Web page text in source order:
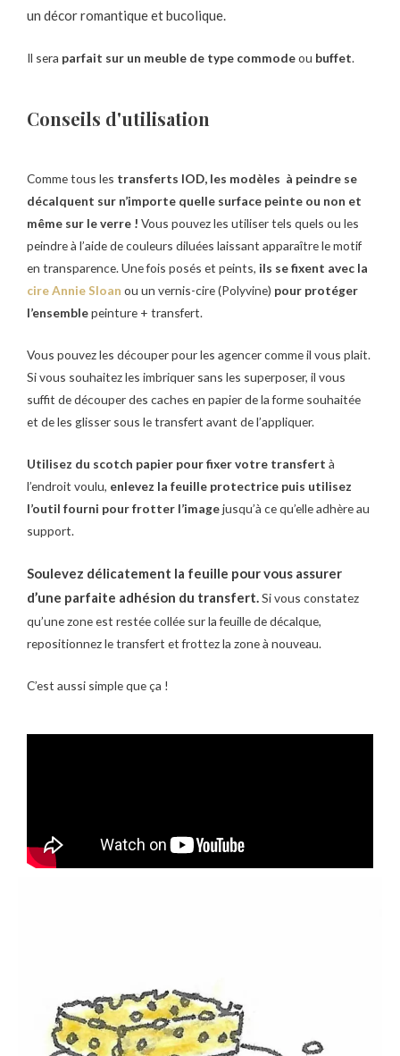
un décor romantique et bucolique.
Il sera parfait sur un meuble de type commodeou buffet.
Conseils d'utilisation
Comme tous les transferts IOD, les modèles à peindre se
décalquent sur n’importe quelle surface peinte ou non et
même sur le verre ! Vous pouvez les utiliser tels quels ou les
peindre à l’aide de couleurs diluées laissant apparaître le motif
en transparence. Une fois posés et peints, ils se fixent avec la
cire Annie Sloan ou un vernis-cire (Polyvine) pour protéger
l’ensemblepeinture + transfert.
Vous pouvez les découper pour les agencer comme il vous plait.
Si vous souhaitez les imbriquer sans les superposer, il vous
suffit de découper des caches en papier de la forme souhaitée
et de les glisser sous le transfert avant de l’appliquer.
Utilisez du scotch papier pour fixer votre transfert à
l’endroit voulu, enlevez la feuille protectrice puis utilisez
l’outil fourni pour frotter l’imagejusqu’à ce qu’elle adhère au
support.
Soulevez délicatement la feuille pour vous assurer
d’une parfaite adhésion du transfert.Si vous constatez
qu’une zone est restée collée sur la feuille de décalque,
repositionnez le transfert et frottez la zone à nouveau.
C’est aussi simple que ça !